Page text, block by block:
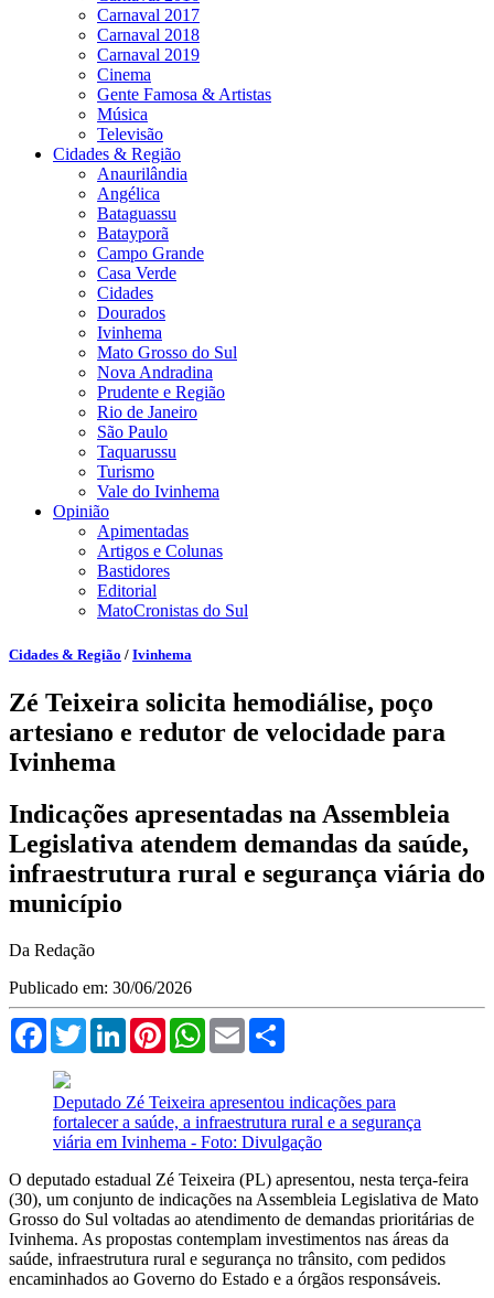
Carnaval 2017
Carnaval 2018
Carnaval 2019
Cinema
Gente Famosa & Artistas
Música
Televisão
Cidades & Região
Anaurilândia
Angélica
Bataguassu
Batayporã
Campo Grande
Casa Verde
Cidades
Dourados
Ivinhema
Mato Grosso do Sul
Nova Andradina
Prudente e Região
Rio de Janeiro
São Paulo
Taquarussu
Turismo
Vale do Ivinhema
Opinião
Apimentadas
Artigos e Colunas
Bastidores
Editorial
MatoCronistas do Sul
Cidades & Região / Ivinhema
Zé Teixeira solicita hemodiálise, poço
artesiano e redutor de velocidade para
Ivinhema
Indicações apresentadas na Assembleia
Legislativa atendem demandas da saúde,
infraestrutura rural e segurança viária do
município
Da Redação
Publicado em: 30/06/2026
FacebookTwitterLinkedInPinterestWhatsApp
Email
Deputado Zé Teixeira apresentou indicações para
fortalecer a saúde, a infraestrutura rural e a segurança
viária em Ivinhema - Foto: Divulgação
O deputado estadual Zé Teixeira (PL) apresentou, nesta terça-feira
(30), um conjunto de indicações na Assembleia Legislativa de Mato
Grosso do Sul voltadas ao atendimento de demandas prioritárias de
Ivinhema. As propostas contemplam investimentos nas áreas da
saúde, infraestrutura rural e segurança no trânsito, com pedidos
encaminhados ao Governo do Estado e a órgãos responsáveis.